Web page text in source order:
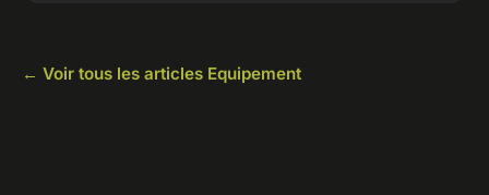
← Voir tous les articles Equipement